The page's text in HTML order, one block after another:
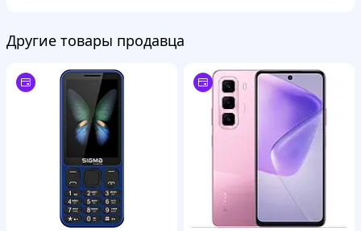
Другие товары продавца